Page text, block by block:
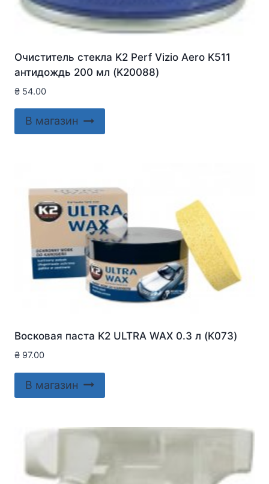
Очиститель стекла K2 Perf Vizio Aero K511
антидождь 200 мл (K20088)
₴ 54.00
В магазин
Восковая паста K2 ULTRA WAX 0.3 л (K073)
₴ 97.00
В магазин